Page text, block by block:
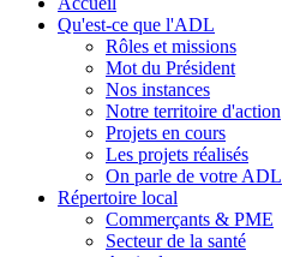
Qu'est-ce que l'ADL
Rôles et missions
Mot du Président
Nos instances
Notre territoire d'action
Projets en cours
Les projets réalisés
On parle de votre ADL
Répertoire local
Commerçants & PME
Secteur de la santé